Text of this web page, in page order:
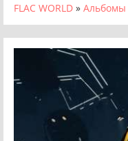
FLAC WORLD » Альбомы